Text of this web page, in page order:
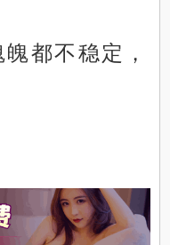
都不稳定，